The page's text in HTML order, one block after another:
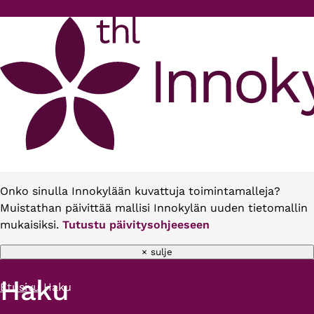
Onko sinulla Innokylään kuvattuja toimintamalleja?
Muistathan päivittää mallisi Innokylän uuden tietomallin
mukaisiksi. Tutustu päivitysohjeeseen
× sulje
Murupolku
Etusivu Haku
Haku